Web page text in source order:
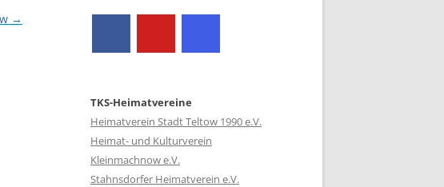
→
TKS-Heimatvereine
Heimatverein Stadt Teltow 1990 e.V.
Heimat- und Kulturverein
Kleinmachnow e.V.
Stahnsdorfer Heimatverein e.V.